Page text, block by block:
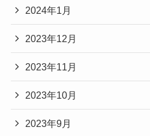
2024年1月
2023年12月
2023年11月
2023年10月
2023年9月